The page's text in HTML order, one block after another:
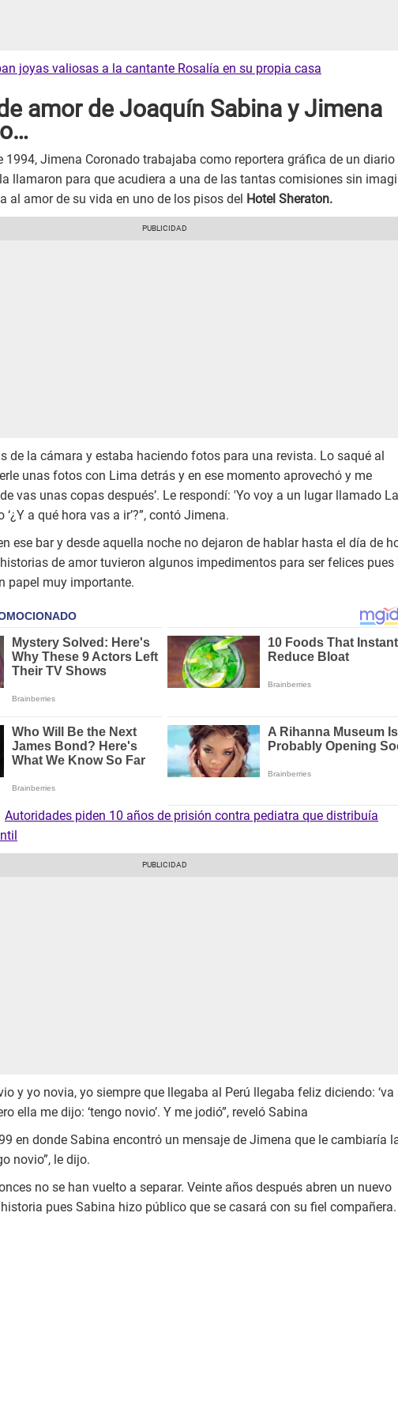
joyas valiosas a la cantante Rosalía en su propia casa
amor de Joaquín Sabina y Jimena
1994, Jimena Coronado trabajaba como reportera gráfica de un diario
llamaron para que acudiera a una de las tantas comisiones sin
al amor de su vida en uno de los pisos del Hotel Sheraton.
de la cámara y estaba haciendo fotos para una revista. Lo saqué al
unas fotos con Lima detrás y en ese momento aprovechó y me
vas unas copas después’. Le respondí: 'Yo voy a un lugar llamado La
‘¿Y a qué hora vas a ir’?”, contó Jimena.
ese bar y desde aquella noche no dejaron de hablar hasta el día de
de amor tuvieron algunos impedimentos para ser felices pues
papel muy importante.
Autoridades piden 10 años de prisión contra pediatra que distribuía
y yo novia, yo siempre que llegaba al Perú llegaba feliz diciendo: ‘va
ella me dijo: ‘tengo novio’. Y me jodió”, reveló Sabina
en donde Sabina encontró un mensaje de Jimena que le cambiaría
novio”, le dijo.
no se han vuelto a separar. Veinte años después abren un nuevo
pues Sabina hizo público que se casará con su fiel compañera.